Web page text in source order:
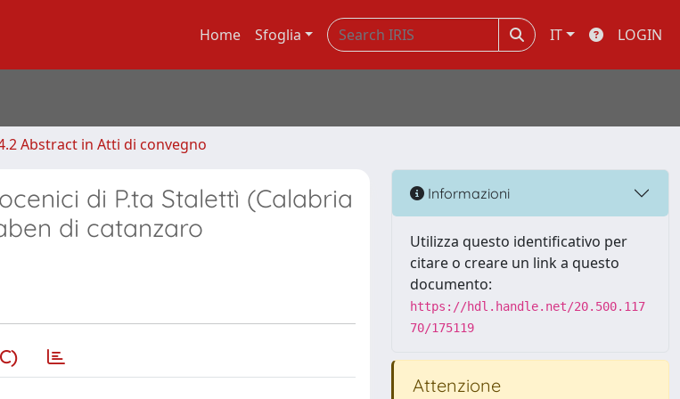
Home Sfoglia IT LOGIN
Abstract in Atti di convegno
di P.ta Stalettì (Calabria
di catanzaro
Informazioni
Utilizza questo identificativo per
citare o creare un link a questo
documento:
https://hdl.handle.net/20.500.117
70/175119
Attenzione